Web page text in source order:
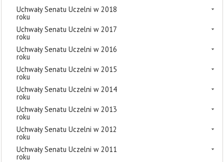
Uchwały Senatu Uczelni w 2018
roku
Uchwały Senatu Uczelni w 2017
roku
Uchwały Senatu Uczelni w 2016
roku
Uchwały Senatu Uczelni w 2015
roku
Uchwały Senatu Uczelni w 2014
roku
Uchwały Senatu Uczelni w 2013
roku
Uchwały Senatu Uczelni w 2012
roku
Uchwały Senatu Uczelni w 2011
roku